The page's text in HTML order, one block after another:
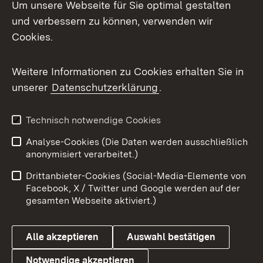
Facebook
X / Twitter
Youtube
Impressum
Kontakt
Barrierefreiheit
Datenschutz
Cookies
Um unsere Webseite für Sie optimal gestalten
und verbessern zu können, verwenden wir
Cookies.
Weitere Informationen zu Cookies erhalten Sie in
unserer Datenschutzerklärung.
Technisch notwendige Cookies
Analyse-Cookies (Die Daten werden ausschließlich
anonymisiert verarbeitet.)
Drittanbieter-Cookies (Social-Media-Elemente von
Facebook, X / Twitter und Google werden auf der
gesamten Webseite aktiviert.)
Alle akzeptieren Auswahl bestätigen
Notwendige akzeptieren